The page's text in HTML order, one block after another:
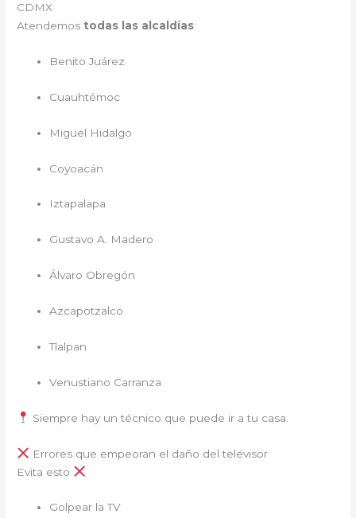
CDMX
Atendemos todas las alcaldías:
Benito Juárez
Cuauhtémoc
Miguel Hidalgo
Coyoacán
Iztapalapa
Gustavo A. Madero
Álvaro Obregón
Azcapotzalco
Tlalpan
Venustiano Carranza
Siempre hay un técnico que puede ir a tu casa.
Errores que empeoran el daño del televisor
Evita esto
Golpear la TV